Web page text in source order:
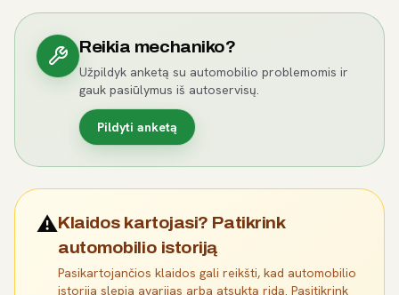
Reikia mechaniko?
Užpildyk anketą su automobilio problemomis ir
gauk pasiūlymus iš autoservisų.
Pildyti anketą
⚠️Klaidos kartojasi? Patikrink
automobilio istoriją
Pasikartojančios klaidos gali reikšti, kad automobilio
istorija slepia avarijas arba atsuktą ridą. Pasitikrink